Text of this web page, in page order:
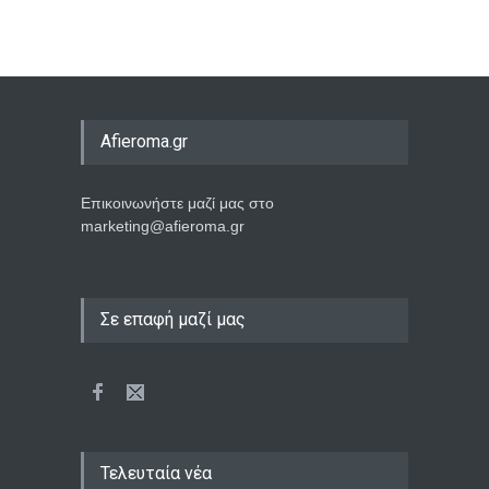
Afieroma.gr
Επικοινωνήστε μαζί μας στο
marketing@afieroma.gr
Σε επαφή μαζί μας
Τελευταία νέα